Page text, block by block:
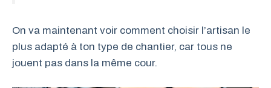
On va maintenant voir comment choisir l’artisan le
plus adapté à ton type de chantier, car tous ne
jouent pas dans la même cour.